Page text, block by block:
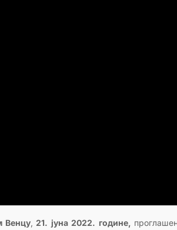
Венцу, 21. јуна 2022. године,